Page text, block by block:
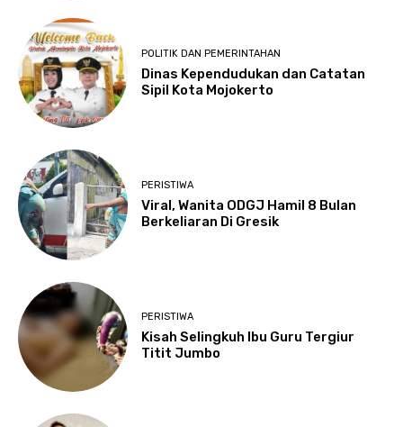
POLITIK DAN PEMERINTAHAN
Dinas Kependudukan dan Catatan
Sipil Kota Mojokerto
PERISTIWA
Viral, Wanita ODGJ Hamil 8 Bulan
Berkeliaran Di Gresik
PERISTIWA
Kisah Selingkuh Ibu Guru Tergiur
Titit Jumbo